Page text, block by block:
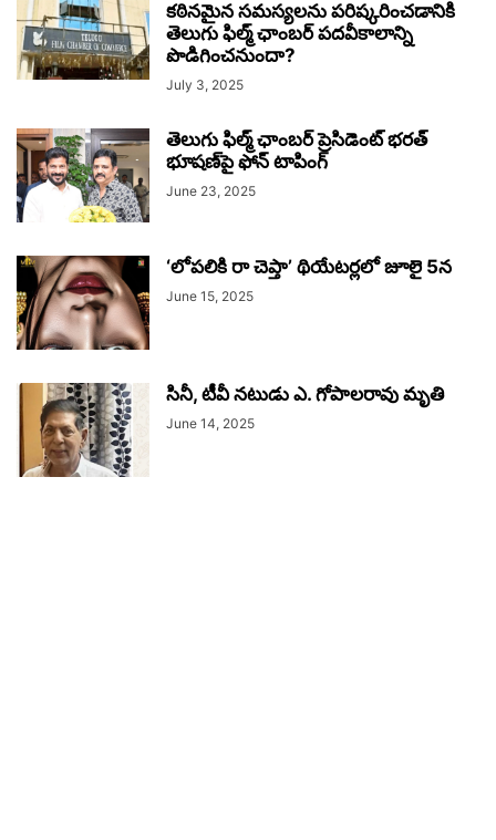
కఠినమైన సమస్యలను పరిష్కరించడానికి
తెలుగు ఫిల్మ్ ఛాంబర్ పదవీకాలాన్ని
పొడిగించనుందా?
July 3, 2025
తెలుగు ఫిల్మ్ ఛాంబర్ ప్రెసిడెంట్ భరత్
భూషణ్‌పై ఫోన్ టాపింగ్
June 23, 2025
‘లోపలికి రా చెప్తా’ థియేటర్లలో జూలై 5న
June 15, 2025
సినీ, టీవీ నటుడు ఎ. గోపాలరావు మృతి
June 14, 2025